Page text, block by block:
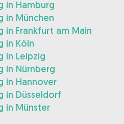
in Hamburg
in München
in Frankfurt am Main
in Köln
in Leipzig
in Nürnberg
in Hannover
in Düsseldorf
in Münster